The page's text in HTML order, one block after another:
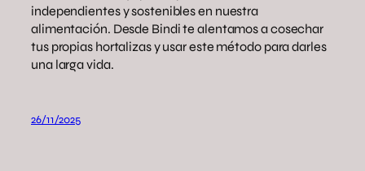
independientes y sostenibles en nuestra
alimentación. Desde Bindi te alentamos a cosechar
tus propias hortalizas y usar este método para darles
una larga vida.
26/11/2025